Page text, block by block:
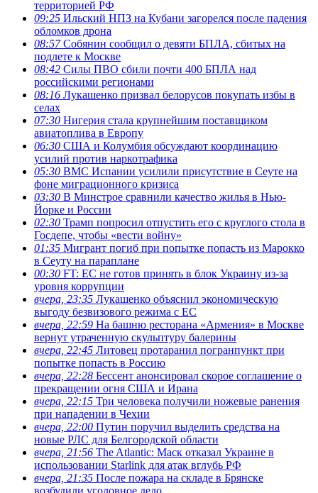
территорией РФ
09:25 Ильский НПЗ на Кубани загорелся после падения
обломков дрона
08:57Собянин сообщил о девяти БПЛА, сбитых на
подлете к Москве
08:42 Силы ПВО сбили почти 400 БПЛА над
российскими регионами
08:16 Лукашенко призвал белорусов покупать избы в
селах
07:30 Нигерия стала крупнейшим поставщиком
авиатоплива в Европу
06:30 США и Колумбия обсуждают координацию
усилий против наркотрафика
05:30 ВМС Испании усилили присутствие в Сеуте на
фоне миграционного кризиса
03:30 В Минстрое сравнили качество жилья в Нью-
Йорке и России
02:30 Трамп попросил отпустить его с круглого стола в
Госдепе, чтобы «вести войну»
01:35 Мигрант погиб при попытке попасть из Марокко
в Сеуту на параплане
00:30 FT: ЕС не готов принять в блок Украину из-за
уровня коррупции
вчера, 23:35 Лукашенко объяснил экономическую
выгоду безвизового режима с ЕС
вчера, 22:59 На башню ресторана «Армения» в Москве
вернут утраченную скульптуру балерины
вчера, 22:45 Литовец протаранил погранпункт при
попытке попасть в Россию
вчера, 22:28 Бессент анонсировал скорое соглашение о
прекращении огня США и Ирана
вчера, 22:15 Три человека получили ножевые ранения
при нападении в Чехии
вчера, 22:00 Путин поручил выделить средства на
новые РЛС для Белгородской области
вчера, 21:56 The Atlantic: Маск отказал Украине в
использовании Starlink для атак вглубь РФ
вчера, 21:35 После пожара на складе в Брянске